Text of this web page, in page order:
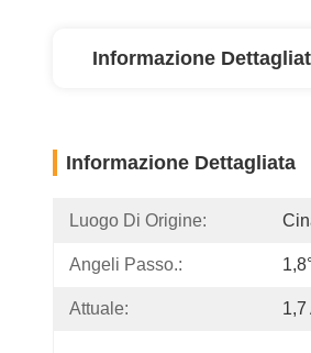
Informazione
Informazione Dettagliata
Luogo Di Origine:
Angeli Passo.:
Attuale: 1,7